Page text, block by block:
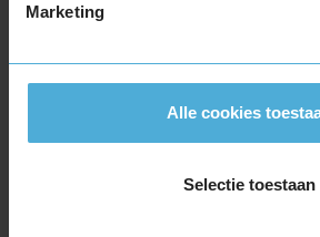
Marketing
Alle cookies
Selectie toestaan
225/45R17 94H EXTRALOAD
225/50R17 98H EXTRALOAD
225/50R17 98V EXTRALOAD
225/60R17 103V EXTRALOAD